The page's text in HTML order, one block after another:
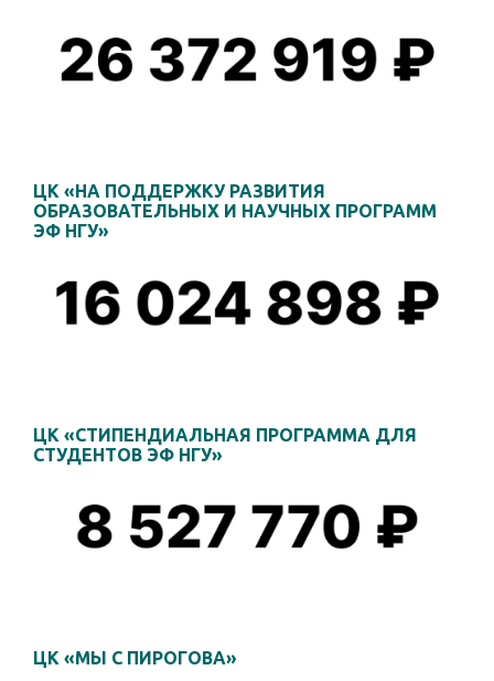
ЦК «НА ПОДДЕРЖКУ РАЗВИТИЯ
ОБРАЗОВАТЕЛЬНЫХ И НАУЧНЫХ ПРОГРАММ
ЭФ НГУ»
ЦК «СТИПЕНДИАЛЬНАЯ ПРОГРАММА ДЛЯ
СТУДЕНТОВ ЭФ НГУ»
ЦК «МЫ С ПИРОГОВА»